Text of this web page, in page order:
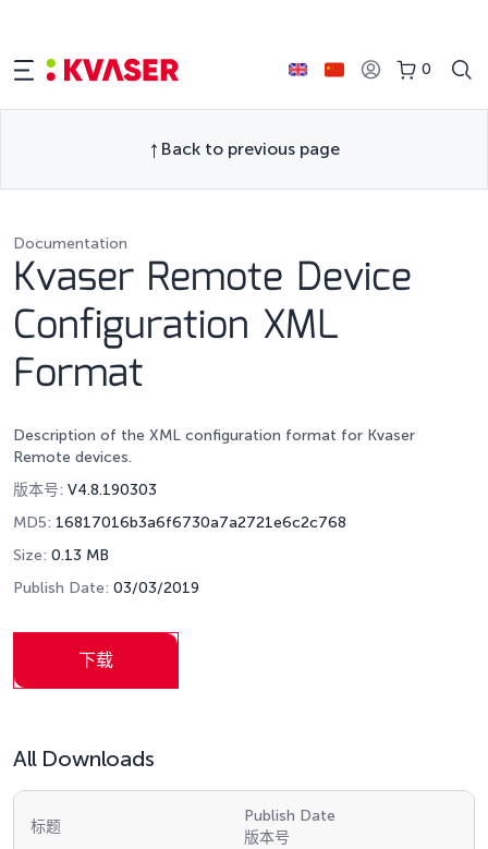
0
Back to previous page
Documentation
Kvaser Remote Device
Configuration XML
Format
Description of the XML configuration format for Kvaser
Remote devices.
版本号: V4.8.190303
MD5: 16817016b3a6f6730a7a2721e6c2c768
Size: 0.13 MB
Publish Date: 03/03/2019
下载
All Downloads
标题
Publish Date
版本号